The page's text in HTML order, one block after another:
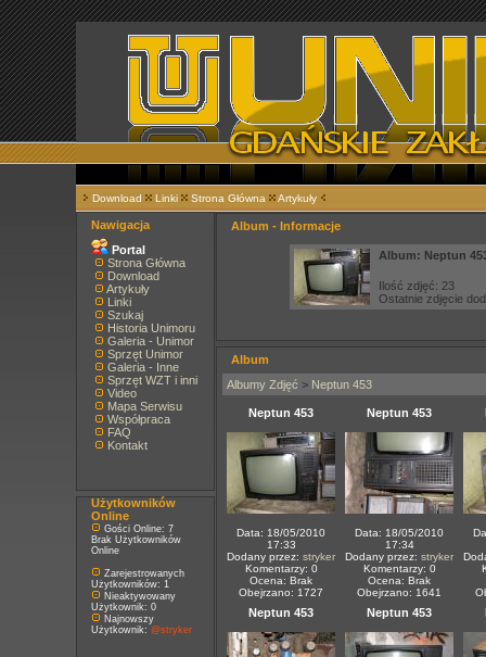
Download Linki Strona Główna Artykuły
Nawigacja
Portal
Strona Główna
Download
Artykuły
Linki
Szukaj
Historia Unimoru
Galeria - Unimor
Sprzęt Unimor
Galeria - Inne
Sprzęt WZT i inni
Video
Mapa Serwisu
Współpraca
FAQ
Kontakt
Użytkowników
Online
Gości Online: 7
Brak Użytkowników
Online
Zarejestrowanych
Użytkowników: 1
Nieaktywowany
Użytkownik: 0
Najnowszy
Użytkownik: @stryker
Album - Informacje
Album: Neptun
Ilość zdjęć: 23
Ostatnie zdjęcie
Album
Albumy Zdjęć > Neptun 453
Neptun 453
Data: 18/05/2010
17:33
Dodany przez: stryker
Komentarzy: 0
Ocena: Brak
Obejrzano: 1727
Neptun 453
Data: 18/05/2010
17:34
Dodany przez: stryker
Komentarzy: 0
Ocena: Brak
Obejrzano: 1641
Neptun 453 Neptun 453